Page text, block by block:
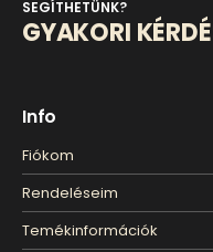
SEGÍTHETÜNK?
GYAKORI
Info
Fiókom
Rendeléseim
Temékinformációk